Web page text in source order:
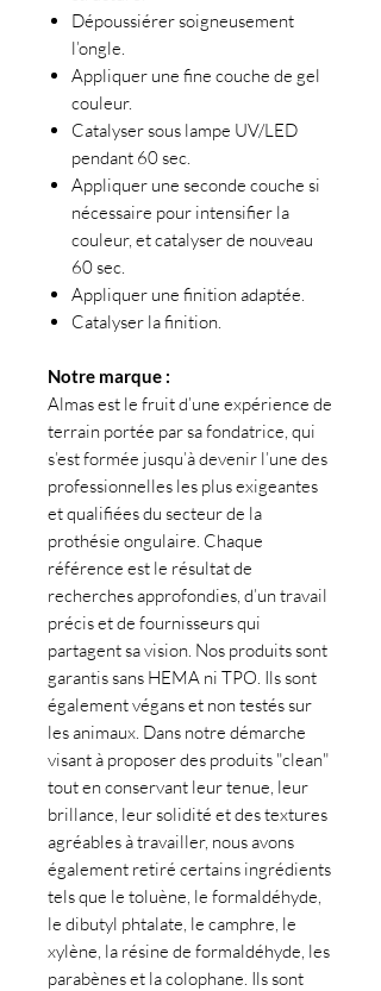
Dépoussiérer soigneusement
l’ongle.
Appliquer une fine couche de gel
couleur.
Catalyser sous lampe UV/LED
pendant 60 sec.
Appliquer une seconde couche si
nécessaire pour intensifier la
couleur, et catalyser de nouveau
60 sec.
Appliquer une finition adaptée.
Catalyser la finition.
Notre marque :
Almas est le fruit d’une expérience de
terrain portée par sa fondatrice, qui
s’est formée jusqu’à devenir l’une des
professionnelles les plus exigeantes
et qualifiées du secteur de la
prothésie ongulaire. Chaque
référence est le résultat de
recherches approfondies, d’un travail
précis et de fournisseurs qui
partagent sa vision. Nos produits sont
garantis sans HEMA ni TPO. Ils sont
également végans et non testés sur
les animaux. Dans notre démarche
visant à proposer des produits "clean"
tout en conservant leur tenue, leur
brillance, leur solidité et des textures
agréables à travailler, nous avons
également retiré certains ingrédients
tels que le toluène, le formaldéhyde,
le dibutyl phtalate, le camphre, le
xylène, la résine de formaldéhyde, les
parabènes et la colophane. Ils sont